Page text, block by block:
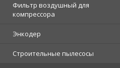
Фильтр воздушный для
компрессора
Энкодер
Строительные пылесосы